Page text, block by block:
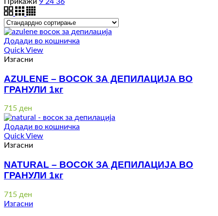
Додади во кошничка
Quick View
Изгасни
AZULENE – ВОСОК ЗА ДЕПИЛАЦИЈА ВО
ГРАНУЛИ 1кг
715 ден
Додади во кошничка
Quick View
Изгасни
NATURAL – ВОСОК ЗА ДЕПИЛАЦИЈА ВО
ГРАНУЛИ 1кг
715 ден
Изгасни